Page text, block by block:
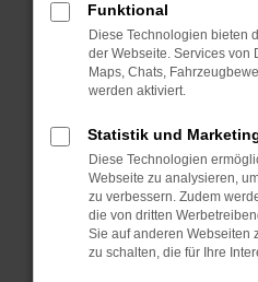
Laden andere
deine Suchmaschine?
Prüfe deine
Manche
können das Laden
verhindern.
anderen Browser
Fenster?
Starte dein Gerät
Funktional
Diese Technologien bieten
der Webseite. Services von
Maps, Chats,
werden aktiviert.
Statistik und
Diese Technologien
Webseite zu analysieren,
zu verbessern. Zudem
die von dritten
Sie auf anderen Webseiten
zu schalten, die für Ihre